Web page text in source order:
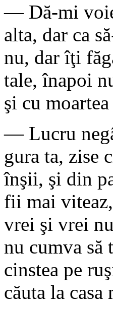
— Dă-mi
alta, dar ca
nu, dar îţi
tale, înapoi
şi cu
— Lucru
gura ta, zise
înşii, şi din
fii mai
vrei şi vrei
nu cumva să
cinstea pe
căuta la casa